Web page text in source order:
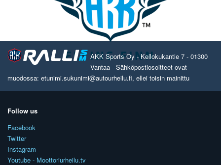
AKK Sports Oy - Kellokukantie 7 - 01300
Vantaa - Sähköpostiosoitteet ovat
muodossa: etunimi.sukunimi@autourheilu.fi, ellei toisin mainittu
Follow us
Facebook
Twitter
Instagram
Youtube - Moottoriurheilu.tv